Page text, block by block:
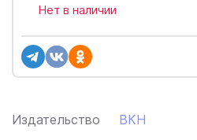
Издательство ВКН
Нет в наличии